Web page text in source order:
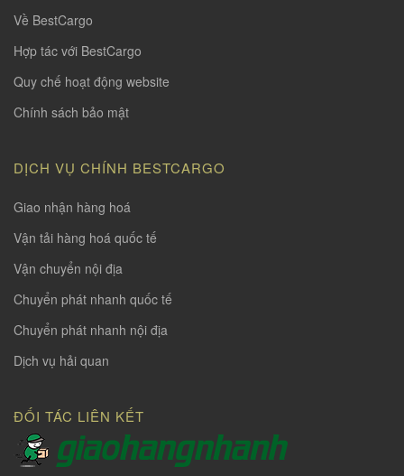
Về BestCargo
Hợp tác với BestCargo
Quy chế hoạt động website
Chính sách bảo mật
DỊCH VỤ CHÍNH BESTCARGO
Giao nhận hàng hoá
Vận tải hàng hoá quốc tế
Vận chuyển nội địa
Chuyển phát nhanh quốc tế
Chuyển phát nhanh nội địa
Dịch vụ hải quan
ĐỐI TÁC LIÊN KẾT